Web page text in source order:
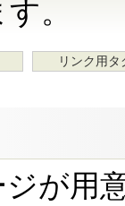
。
リンク用タ
が用